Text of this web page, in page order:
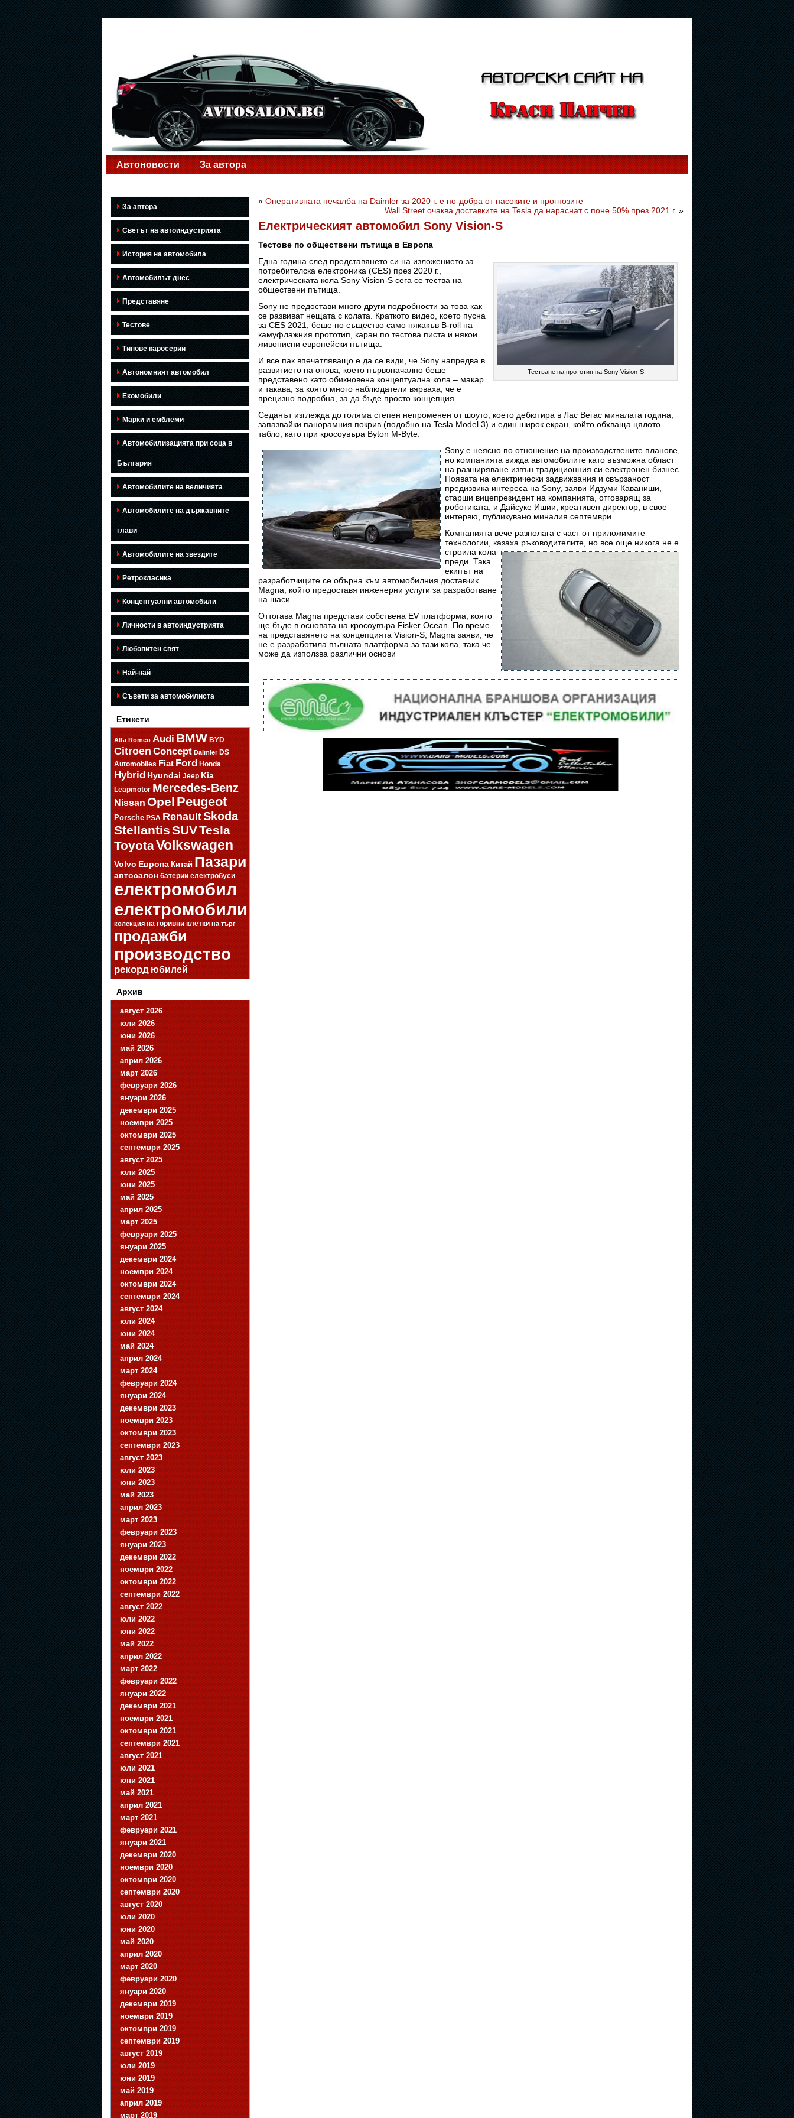
Автоновости За автора
За автора
Светът на автоиндустрията
История на автомобила
Автомобилът днес
Представяне
Тестове
Типове каросерии
Автономният автомобил
Екомобили
Марки и емблеми
Автомобилизацията при соца в
България
Автомобилите на величията
Автомобилите на държавните
глави
Автомобилите на звездите
Ретрокласика
Концептуални автомобили
Личности в автоиндустрията
Любопитен свят
Най-най
Съвети за автомобилиста
Етикети
Alfa Romeo Audi BMW BYD
Citroen Concept Daimler DS
Automobiles Fiat Ford Honda
HybridHyundai Jeep Kia
Leapmotor Mercedes-Benz
Nissan Opel Peugeot
Porsche PSA RenaultSkoda
StellantisSUVTesla
ToyotaVolkswagen
Volvo Европа Китай Пазари
автосалон батерии електробуси
електромобил
електромобили
колекция на горивни клетки на търг
продажби
производство
рекорд юбилей
Архив
август 2026
юли 2026
юни 2026
май 2026
април 2026
март 2026
февруари 2026
януари 2026
декември 2025
ноември 2025
октомври 2025
септември 2025
август 2025
юли 2025
юни 2025
май 2025
април 2025
март 2025
февруари 2025
януари 2025
декември 2024
ноември 2024
октомври 2024
септември 2024
август 2024
юли 2024
юни 2024
май 2024
април 2024
март 2024
февруари 2024
януари 2024
декември 2023
ноември 2023
октомври 2023
септември 2023
август 2023
юли 2023
юни 2023
май 2023
април 2023
март 2023
февруари 2023
януари 2023
декември 2022
ноември 2022
октомври 2022
септември 2022
август 2022
юли 2022
юни 2022
май 2022
април 2022
март 2022
февруари 2022
януари 2022
декември 2021
ноември 2021
октомври 2021
септември 2021
август 2021
юли 2021
юни 2021
май 2021
април 2021
март 2021
февруари 2021
януари 2021
декември 2020
ноември 2020
октомври 2020
септември 2020
август 2020
юли 2020
юни 2020
май 2020
април 2020
март 2020
февруари 2020
януари 2020
декември 2019
ноември 2019
октомври 2019
септември 2019
август 2019
юли 2019
юни 2019
май 2019
април 2019
март 2019
« Оперативната печалба на Daimler за 2020 г. е по-добра от насоките и прогнозите
Wall Street очаква доставките на Tesla да нараснат с поне 50% през 2021 г. »
Електрическият автомобил Sony Vision-S
Тестове по обществени пътища в Европа
Тестване на прототип на Sony Vision-S
Една година след представянето си на изложението за
потребителска електроника (CES) през 2020 г.,
електрическата кола Sony Vision-S сега се тества на
обществени пътища.
Sony не предостави много други подробности за това как
се развиват нещата с колата. Краткото видео, което пусна
за CES 2021, беше по същество само някакъв B-roll на
камуфлажния прототип, каран по тестова писта и някои
живописни европейски пътища.
И все пак впечатляващо е да се види, че Sony напредва в
развитието на онова, което първоначално беше
представено като обикновена концептуална кола – макар
и такава, за която много наблюдатели вярваха, че е
прецизно подробна, за да бъде просто концепция.
Седанът изглежда до голяма степен непроменен от шоуто, което дебютира в Лас Вегас миналата година,
запазвайки панорамния покрив (подобно на Tesla Model 3) и един широк екран, който обхваща цялото
табло, като при кросоувъра Byton M-Byte.
Sony е неясно по отношение на производствените планове,
но компанията вижда автомобилите като възможна област
на разширяване извън традиционния си електронен бизнес.
Появата на електрически задвижвания и свързаност
предизвика интереса на Sony, заяви Идзуми Каваниши,
старши вицепрезидент на компанията, отговарящ за
роботиката, и Дайсуке Ишии, креативен директор, в свое
интервю, публикувано миналия септември.
Компанията вече разполага с част от приложимите
технологии, казаха ръководителите, но все още никога не е
строила кола
преди. Така
екипът на
разработчиците се обърна към автомобилния доставчик
Magna, който предоставя инженерни услуги за разработване
на шаси.
Оттогава Magna представи собствена EV платформа, която
ще бъде в основата на кросоувъра Fisker Ocean. По време
на представянето на концепцията Vision-S, Magna заяви, че
не е разработила пълната платформа за тази кола, така че
може да използва различни основи